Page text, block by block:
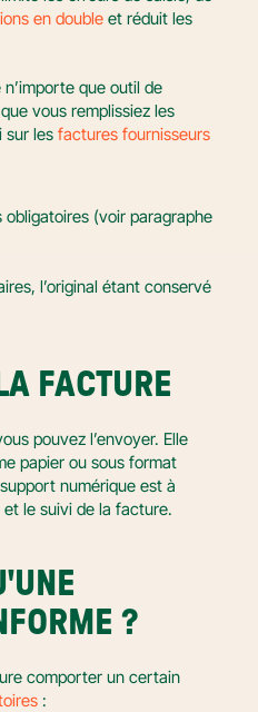
en double
que outil de
vous remplissiez les
sur les factures fournisseurs
(voir paragraphe
l’original étant conservé
FACTURE
pouvez l’envoyer. Elle
papier ou sous format
numérique est à
et le suivi de la facture.
?
comporter un certain
: